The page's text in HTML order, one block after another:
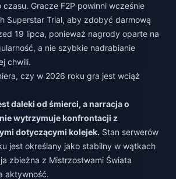
Gracze F2P powinni wcześnie
Superstar Trial, aby zdobyć darmową
19 lipca, ponieważ nagrody oparte na
a nie szybkie nadrabianie
chwili.
czy w 2026 roku gra jest wciąż
daleki od śmierci, a narracja o
wytrzymuje konfrontacji z
dotyczącymi kolejek. Stan serwerów
jest określany jako stabilny w wątkach
zbieżna z Mistrzostwami Świata
aktywność.